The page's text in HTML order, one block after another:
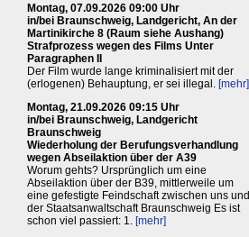
Montag, 07.09.2026 09:00 Uhr
in/bei Braunschweig, Landgericht, An der
Martinikirche 8 (Raum siehe Aushang)
Strafprozess wegen des Films Unter
Paragraphen II
Der Film wurde lange kriminalisiert mit der
(erlogenen) Behauptung, er sei illegal. [mehr]
Montag, 21.09.2026 09:15 Uhr
in/bei Braunschweig, Landgericht
Braunschweig
Wiederholung der Berufungsverhandlung
wegen Abseilaktion über der A39
Worum gehts? Ursprünglich um eine
Abseilaktion über der B39, mittlerweile um
eine gefestigte Feindschaft zwischen uns und
der Staatsanwaltschaft Braunschweig Es ist
schon viel passiert: 1. [mehr]